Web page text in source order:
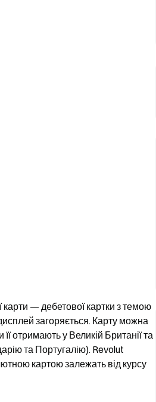
карти — дебетової картки з темою
загоряється. Карту можна
отримають у Великій Британії та
та Португалію). Revolut
картою залежать від курсу